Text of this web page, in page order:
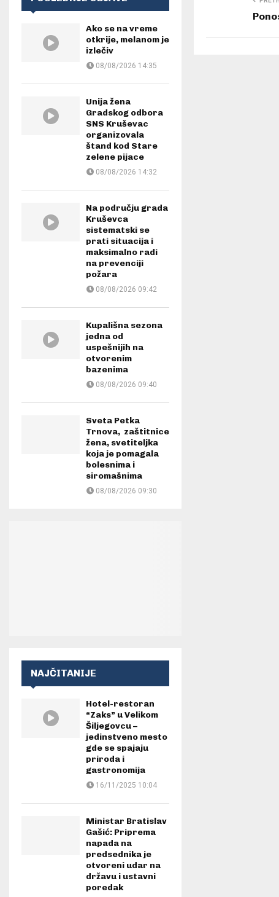
Ako se na vreme
otkrije, melanom je
izlečiv
08/08/2026 14:35
Unija žena
Gradskog odbora
SNS Kruševac
organizovala
štand kod Stare
zelene pijace
08/08/2026 14:32
Na području grada
Kruševca
sistematski se
prati situacija i
maksimalno radi
na prevenciji
požara
08/08/2026 09:42
Kupališna sezona
jedna od
uspešnijih na
otvorenim
bazenima
08/08/2026 09:40
Sveta Petka
Trnova, zaštitnice
žena, svetiteljka
koja je pomagala
bolesnima i
siromašnima
08/08/2026 09:30
NAJČITANIJE
Hotel-restoran
“Zaks” u Velikom
Šiljegovcu –
jedinstveno mesto
gde se spajaju
priroda i
gastronomija
16/11/2025 10:04
Ministar Bratislav
Gašić: Priprema
napada na
predsednika je
otvoreni udar na
državu i ustavni
poredak